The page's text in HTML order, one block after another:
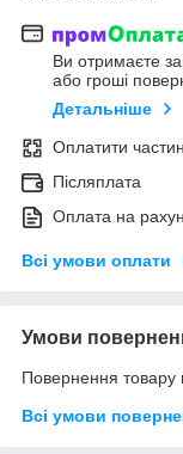
Ви отримаєте
або гроші
Детальніше
Оплатити
Післяплата
Оплата на
Всі умови оплати
Умови
Повернення товару
Всі умови